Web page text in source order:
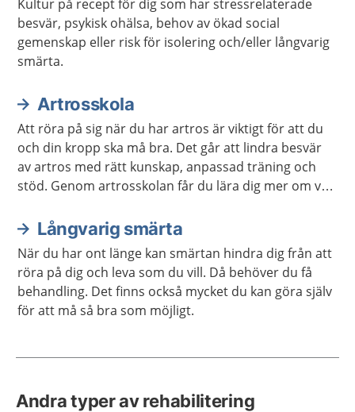
Kultur på recept för dig som har stressrelaterade
besvär, psykisk ohälsa, behov av ökad social
gemenskap eller risk för isolering och/eller långvarig
smärta.
Artrosskola
Att röra på sig när du har artros är viktigt för att du
och din kropp ska må bra. Det går att lindra besvär
av artros med rätt kunskap, anpassad träning och
stöd. Genom artrosskolan får du lära dig mer om vad
göra för att må bättre. Du får också hjälp med
träning av en fysioterapeut eller arbetsterapeut.
Utbildningen ger dig verktyg att förstå din sjukdom,
minska oro och känna dig trygg i att röra på dig -
även om du ibland upplever smärta.
Långvarig smärta
När du har ont länge kan smärtan hindra dig från att
röra på dig och leva som du vill. Då behöver du få
behandling. Det finns också mycket du kan göra själv
för att må så bra som möjligt.
Andra typer av rehabilitering